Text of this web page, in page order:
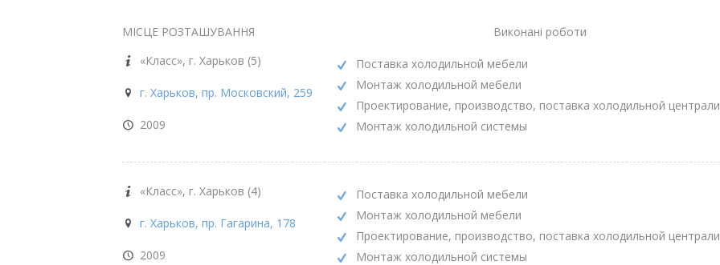
МІСЦЕ РОЗТАШУВАННЯ
Виконані роботи
«Класс», г. Харьков (5)
г. Харьков, пр. Московский, 259
2009
Поставка холодильной мебели
Монтаж холодильной мебели
Проектирование, производство, поставка холодильной централи
Монтаж холодильной системы
«Класс», г. Харьков (4)
г. Харьков, пр. Гагарина, 178
2009
Поставка холодильной мебели
Монтаж холодильной мебели
Проектирование, производство, поставка холодильной централи
Монтаж холодильной системы